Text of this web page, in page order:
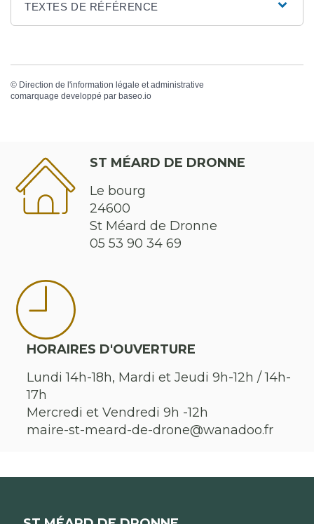
TEXTES DE RÉFÉRENCE
© Direction de l'information légale et administrative
comarquage developpé par baseo.io
ST MÉARD DE DRONNE
Le bourg
24600
St Méard de Dronne
05 53 90 34 69
HORAIRES D'OUVERTURE
Lundi 14h-18h, Mardi et Jeudi 9h-12h / 14h-
17h
Mercredi et Vendredi 9h -12h
maire-st-meard-de-drone@wanadoo.fr